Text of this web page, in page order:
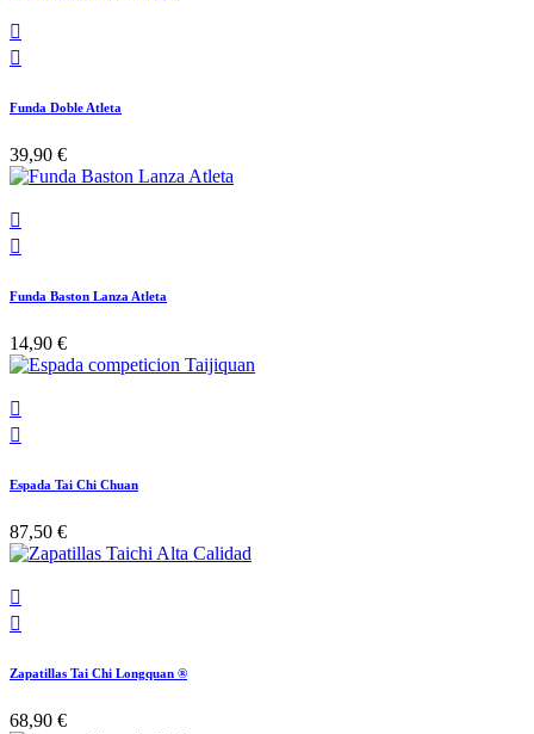


Funda Doble Atleta
39,90 €


Funda Baston Lanza Atleta
14,90 €


Espada Tai Chi Chuan
87,50 €


Zapatillas Tai Chi Longquan ®
68,90 €